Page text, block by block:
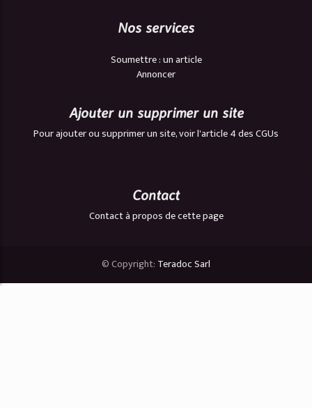
Nos services
Soumettre : un article
Annoncer
Ajouter un supprimer un site
Pour ajouter ou supprimer un site, voir l'article 4 des CGUs
Contact
Contact à propos de cette page
© Copyright: Teradoc Sarl